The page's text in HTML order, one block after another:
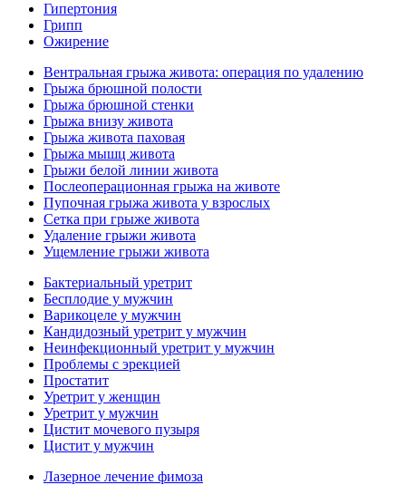
Гипертония
Грипп
Ожирение
Вентральная грыжа живота: операция по удалению
Грыжа брюшной полости
Грыжа брюшной стенки
Грыжа внизу живота
Грыжа живота паховая
Грыжа мышц живота
Грыжи белой линии живота
Послеоперационная грыжа на животе
Пупочная грыжа живота у взрослых
Сетка при грыже живота
Удаление грыжи живота
Ущемление грыжи живота
Бактериальный уретрит
Бесплодие у мужчин
Варикоцеле у мужчин
Кандидозный уретрит у мужчин
Неинфекционный уретрит у мужчин
Проблемы с эрекцией
Простатит
Уретрит у женщин
Уретрит у мужчин
Цистит мочевого пузыря
Цистит у мужчин
Лазерное лечение фимоза